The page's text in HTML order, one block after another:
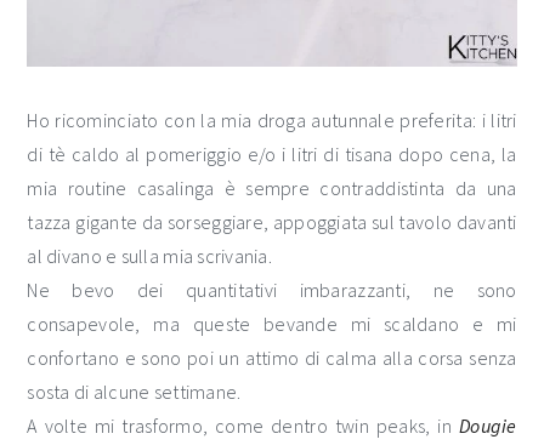
Ho ricominciato con la mia droga autunnale preferita: i litri
di tè caldo al pomeriggio e/o i litri di tisana dopo cena, la
mia routine casalinga è sempre contraddistinta da una
tazza gigante da sorseggiare, appoggiata sul tavolo davanti
al divano e sulla mia scrivania.
Ne bevo dei quantitativi imbarazzanti, ne sono
consapevole, ma queste bevande mi scaldano e mi
confortano e sono poi un attimo di calma alla corsa senza
sosta di alcune settimane.
A volte mi trasformo, come dentro twin peaks, in Dougie